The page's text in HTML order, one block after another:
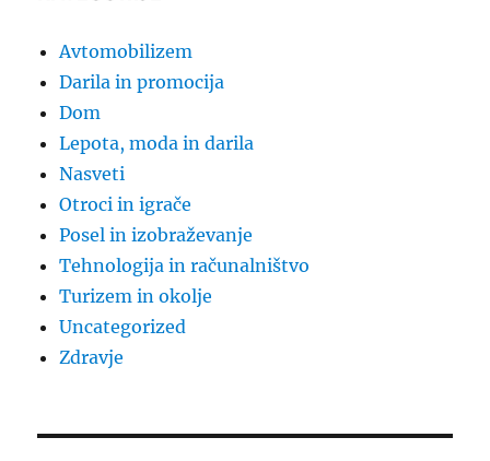
Avtomobilizem
Darila in promocija
Dom
Lepota, moda in darila
Nasveti
Otroci in igrače
Posel in izobraževanje
Tehnologija in računalništvo
Turizem in okolje
Uncategorized
Zdravje